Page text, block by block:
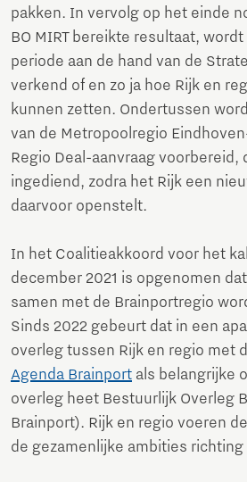
pakken. In vervolg op het einde
BO MIRT bereikte resultaat,
periode aan de hand van de
verkend of en zo ja hoe Rijk en
kunnen zetten. Ondertussen
van de Metropoolregio
Regio Deal-aanvraag voorbereid,
ingediend, zodra het Rijk een
daarvoor openstelt.
In het Coalitieakkoord voor het
december 2021 is opgenomen
samen met de Brainportregio
Sinds 2022 gebeurt dat in een
overleg tussen Rijk en regio met
Agenda Brainport als belangrijke
overleg heet Bestuurlijk Overleg
Brainport). Rijk en regio voeren
de gezamenlijke ambities